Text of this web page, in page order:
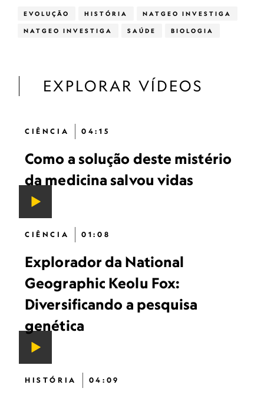
EVOLUÇÃO HISTÓRIA NATGEO INVESTIGA
NATGEO INVESTIGA SAÚDE BIOLOGIA
EXPLORAR VÍDEOS
CIÊNCIA 04:15
Como a solução deste mistério
da medicina salvou vidas
CIÊNCIA 01:08
Explorador da National
Geographic Keolu Fox:
Diversificando a pesquisa
genética
HISTÓRIA 04:09